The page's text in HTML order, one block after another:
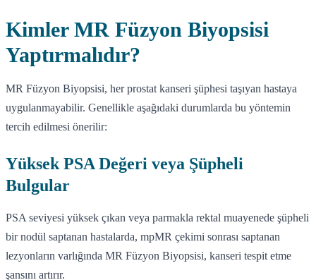
Kimler MR Füzyon Biyopsisi
Yaptırmalıdır?
MR Füzyon Biyopsisi, her prostat kanseri şüphesi taşıyan hastaya
uygulanmayabilir. Genellikle aşağıdaki durumlarda bu yöntemin
tercih edilmesi önerilir:
Yüksek PSA Değeri veya Şüpheli
Bulgular
PSA seviyesi yüksek çıkan veya parmakla rektal muayenede şüpheli
bir nodül saptanan hastalarda, mpMR çekimi sonrası saptanan
lezyonların varlığında MR Füzyon Biyopsisi, kanseri tespit etme
şansını artırır.